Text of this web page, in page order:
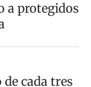
a protegidos
cada tres